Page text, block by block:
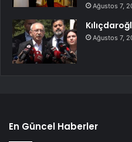
Ağustos 7,
Ağustos 7,
En Güncel Haberler